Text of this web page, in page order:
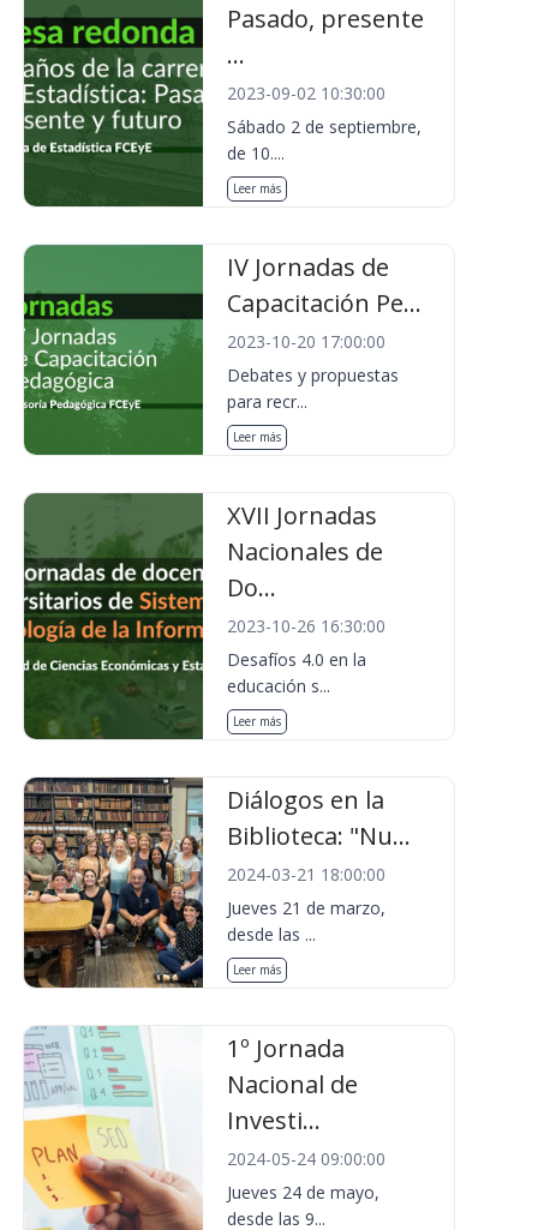
Pasado, presente
...
2023-09-02 10:30:00
Sábado 2 de septiembre,
de 10....
Leer más
IV Jornadas de
Capacitación Pe...
2023-10-20 17:00:00
Debates y propuestas
para recr...
Leer más
XVII Jornadas
Nacionales de
Do...
2023-10-26 16:30:00
Desafíos 4.0 en la
educación s...
Leer más
Diálogos en la
Biblioteca: "Nu...
2024-03-21 18:00:00
Jueves 21 de marzo,
desde las ...
Leer más
1º Jornada
Nacional de
Investi...
2024-05-24 09:00:00
Jueves 24 de mayo,
desde las 9...